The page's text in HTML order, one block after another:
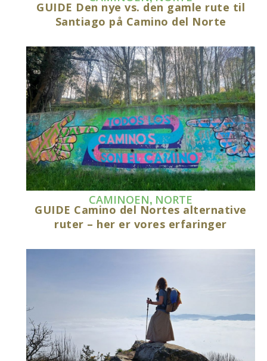
GUIDE Den nye vs. den gamle rute til
Santiago på Camino del Norte
CAMINOEN, NORTE
GUIDE Camino del Nortes alternative
ruter – her er vores erfaringer